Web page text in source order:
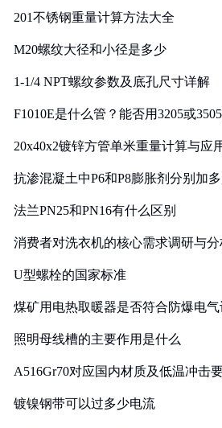
201不锈钢重量计算方法大全
M20螺纹大径和小径是多少
1-1/4 NPT螺纹参数及底孔尺寸详解
F1010E是什么管？能否用3205或
20x40x2镀锌方管单米重量计算与应
抗渗混凝土中P6和P8膨胀剂分别加
法兰PN25和PN16有什么区别
消费者对洗衣机的核心需求调研与分
U型螺栓的国家标准
煤矿用电热取暖器是否符合防爆电
照明母线槽的主要作用是什么
A516Gr70对应国内材质及低温冲击
镀镍钢带可以过多少电流